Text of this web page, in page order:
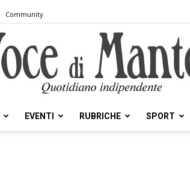
Community
EVENTI RUBRICHE SPORT